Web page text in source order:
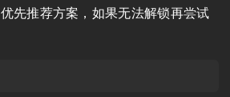
优先推荐方案，如果无法解锁再尝试